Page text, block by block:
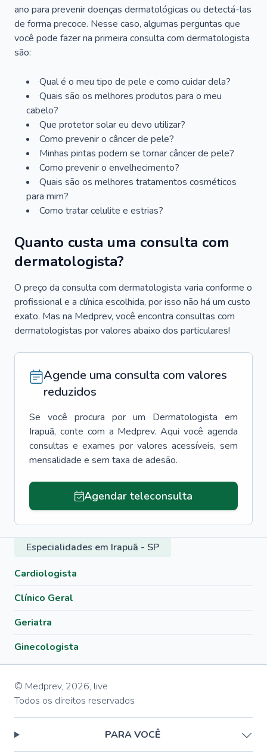
ano para prevenir doenças dermatológicas ou detectá-las
de forma precoce. Nesse caso, algumas perguntas que
você pode fazer na primeira consulta com dermatologista
são:
Qual é o meu tipo de pele e como cuidar dela?
Quais são os melhores produtos para o meu
cabelo?
Que protetor solar eu devo utilizar?
Como prevenir o câncer de pele?
Minhas pintas podem se tornar câncer de pele?
Como prevenir o envelhecimento?
Quais são os melhores tratamentos cosméticos
para mim?
Como tratar celulite e estrias?
Quanto custa uma consulta com
dermatologista?
O preço da consulta com dermatologista varia conforme o
profissional e a clínica escolhida, por isso não há um custo
exato. Mas na Medprev, você encontra consultas com
dermatologistas por valores abaixo dos particulares!
Agende uma consulta com valores
reduzidos
Se você procura por um Dermatologista em
Irapuã, conte com a Medprev. Aqui você agenda
consultas e exames por valores acessíveis, sem
mensalidade e sem taxa de adesão.
Agendar teleconsulta
Especialidades em Irapuã - SP
Cardiologista
Clínico Geral
Geriatra
Ginecologista
© Medprev, 2026, live
Todos os direitos reservados
PARA VOCÊ